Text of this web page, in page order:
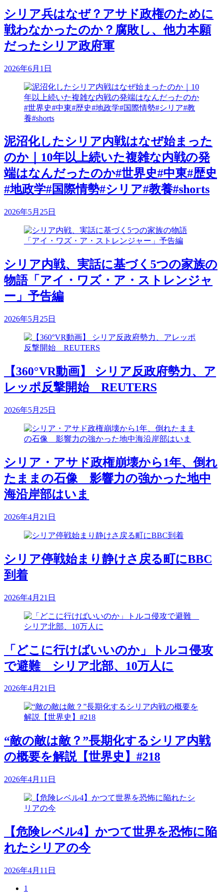
シリア兵はなぜ？アサド政権のために
戦わなかったのか？腐敗し、他力本願
だったシリア政府軍
2026年6月1日
泥沼化したシリア内戦はなぜ始まった
のか｜10年以上続いた複雑な内戦の発
端はなんだったのか#世界史#中東#歴史
#地政学#国際情勢#シリア#教養#shorts
2026年5月25日
シリア内戦、実話に基づく5つの家族の
物語「アイ・ワズ・ア・ストレンジャ
ー」予告編
2026年5月25日
【360°VR動画】 シリア反政府勢力、ア
レッポ反撃開始 REUTERS
2026年5月25日
シリア・アサド政権崩壊から1年、倒れ
たままの石像 影響力の強かった地中
海沿岸部はいま
2026年4月21日
シリア停戦始まり静けさ戻る町にBBC
到着
2026年4月21日
「どこに行けばいいのか」トルコ侵攻
で避難 シリア北部、10万人に
2026年4月21日
“敵の敵は敵？”長期化するシリア内戦
の概要を解説【世界史】#218
2026年4月11日
【危険レベル4】かつて世界を恐怖に陥
れたシリアの今
2026年4月11日
1